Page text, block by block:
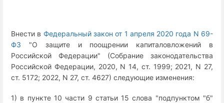
Внести в Федеральный закон от 1 апреля 2020 года N 69-
ФЗ "О защите и поощрении капиталовложений в
Российской Федерации" (Собрание законодательства
Российской Федерации, 2020, N 14, ст. 1999; 2021, N 27,
ст. 5172; 2022, N 27, ст. 4627) следующие изменения:
1) в пункте 10 части 9 статьи 15 слова "подпунктом "б"